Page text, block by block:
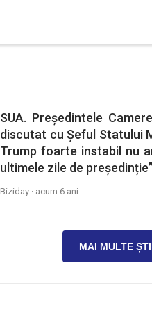
SUA. Președintele
discutat cu Șeful Statului
Trump foarte instabil nu
ultimele zile de
Biziday · acum 6 ani
MAI MULTE